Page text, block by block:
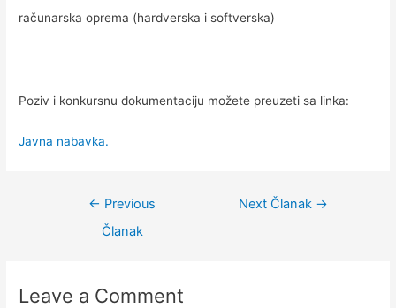
računarska oprema (hardverska i softverska)
Poziv i konkursnu dokumentaciju možete preuzeti sa linka:
Javna nabavka.
← Previous
Članak
Next Članak →
Leave a Comment